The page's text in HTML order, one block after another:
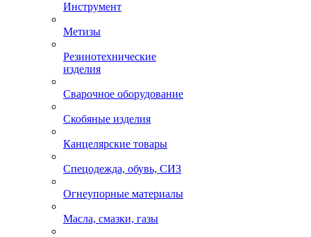
Инструмент
Метизы
Резинотехнические
изделия
Сварочное оборудование
Скобяные изделия
Канцелярские товары
Спецодежда, обувь, СИЗ
Огнеупорные материалы
Масла, смазки, газы